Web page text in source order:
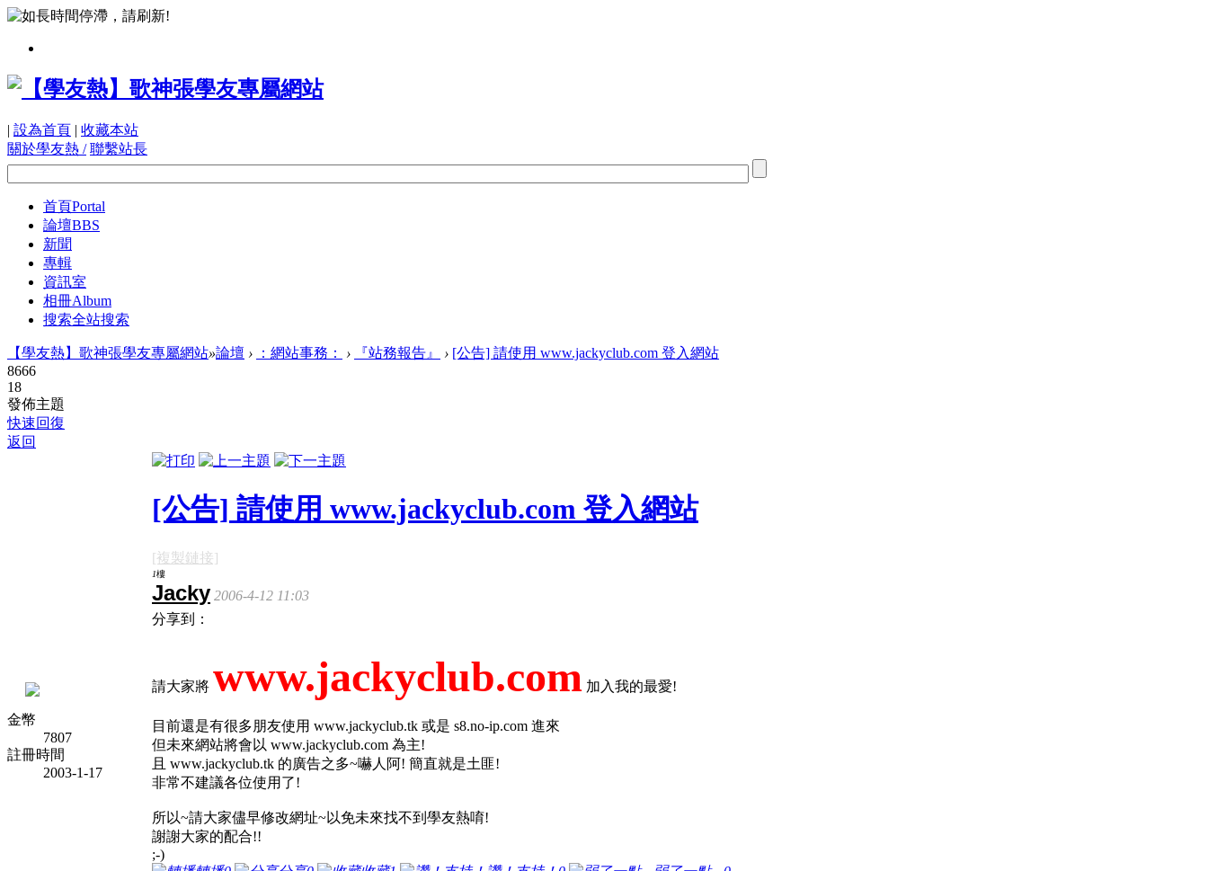
| 設為首頁 | 收藏本站
關於學友熱 / 聯繫站長
首頁Portal
論壇BBS
新聞
專輯
資訊室
相冊Album
搜索全站搜索
【學友熱】歌神張學友專屬網站»論壇 › ：網站事務： › 『站務報告』 › [公告] 請使用 www.jackyclub.com 登入網站
8666
18
發佈主題
快速回復
返回
[公告] 請使用 www.jackyclub.com 登入網站
[複製鏈接]
金幣
7807
註冊時間
2003-1-17
1樓
Jacky 2006-4-12 11:03
分享到：
請大家將 www.jackyclub.com 加入我的最愛!
目前還是有很多朋友使用 www.jackyclub.tk 或是 s8.no-ip.com 進來
但未來網站將會以 www.jackyclub.com 為主!
且 www.jackyclub.tk 的廣告之多~嚇人阿! 簡直就是土匪!
非常不建議各位使用了!
所以~請大家儘早修改網址~以免未來找不到學友熱唷!
謝謝大家的配合!!
;-)